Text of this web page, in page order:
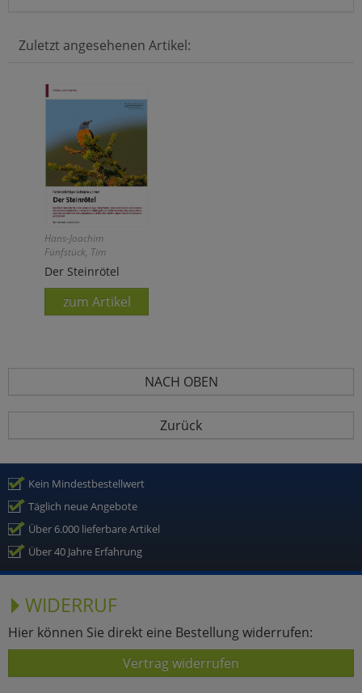
Zuletzt angesehenen Artikel:
Hans-Joachim
Fünfstück, Tim
Korschefsky
Der Steinrötel
zum Artikel
NACH OBEN
Zurück
Kein Mindestbestellwert
Täglich neue Angebote
Über 6.000 lieferbare Artikel
Über 40 Jahre Erfahrung
WIDERRUF
Hier können Sie direkt eine Bestellung widerrufen:
Vertrag widerrufen